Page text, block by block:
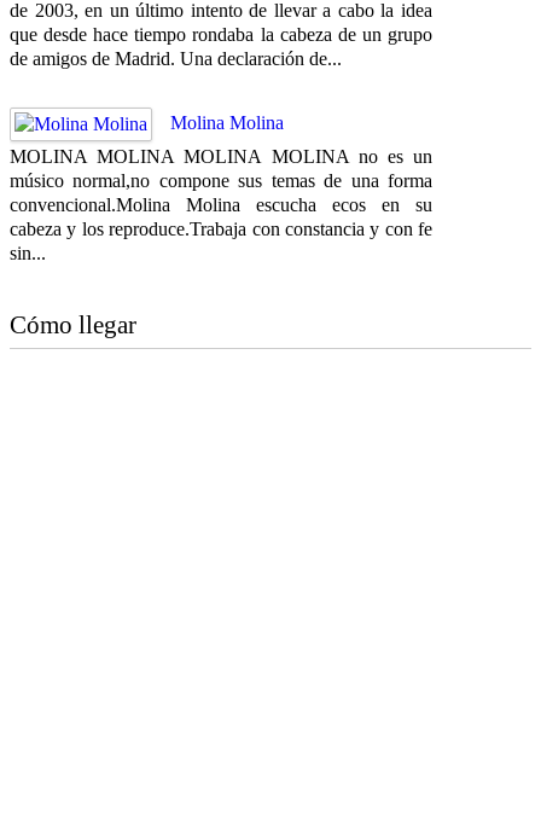
de 2003, en un último intento de llevar a cabo la idea
que desde hace tiempo rondaba la cabeza de un grupo
de amigos de Madrid. Una declaración de...
Molina Molina
MOLINA MOLINA MOLINA MOLINA no es un
músico normal,no compone sus temas de una forma
convencional.Molina Molina escucha ecos en su
cabeza y los reproduce.Trabaja con constancia y con fe
sin...
Cómo llegar